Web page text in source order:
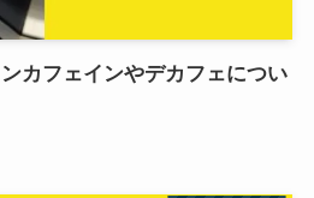
カフェインやデカフェについ